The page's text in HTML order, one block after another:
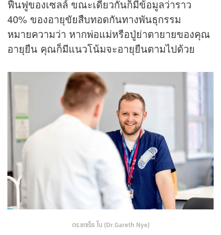
ฟื้นฟูของเซลล์ ขณะเดียวกันก็มีข้อมูลว่าราว
40% ของอายุขัยสืบทอดกันทางพันธุกรรม
หมายความว่า หากพ่อแม่หรือปู่ย่าตายายของคุณ
อายุยืน คุณก็มีแนวโน้มจะอายุยืนตามไปด้วย
ดร.แกเร็ธ ไน (Dr.Gareth Nye)